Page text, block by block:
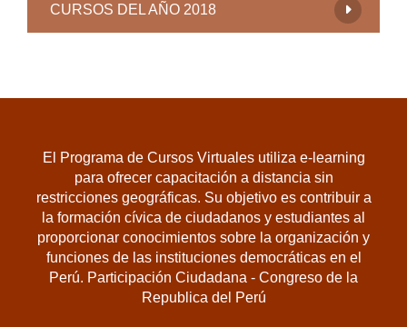
CURSOS DEL AÑO 2018
El Programa de Cursos Virtuales utiliza e-learning
para ofrecer capacitación a distancia sin
restricciones geográficas. Su objetivo es contribuir a
la formación cívica de ciudadanos y estudiantes al
proporcionar conocimientos sobre la organización y
funciones de las instituciones democráticas en el
Perú. Participación Ciudadana - Congreso de la
Republica del Perú